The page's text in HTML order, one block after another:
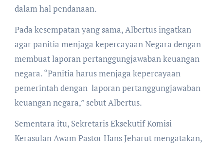
dalam hal pendanaan.
Pada kesempatan yang sama, Albertus ingatkan
agar panitia menjaga kepercayaan Negara dengan
membuat laporan pertanggungjawaban keuangan
negara. “Panitia harus menjaga kepercayaan
pemerintah dengan laporan pertanggungjawaban
keuangan negara,” sebut Albertus.
Sementara itu, Sekretaris Eksekutif Komisi
Kerasulan Awam Pastor Hans Jeharut mengatakan,